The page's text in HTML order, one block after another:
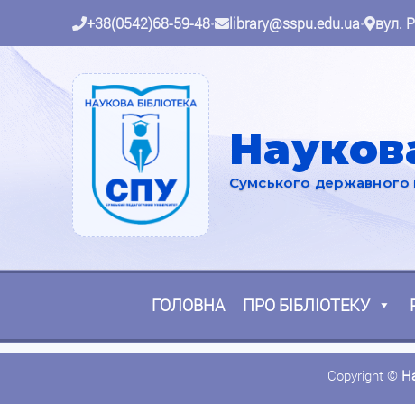
+38(0542)68-59-48• library@sspu.edu.ua• вул.
Сумського державного
ГОЛОВНА ПРО БІБЛІОТЕКУ
Copyright ©